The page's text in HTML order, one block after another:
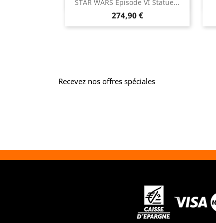
STAR WARS Episode VI Statue...
Prix
274,90 €
Aperçu rapide
Recevez nos offres spéciales